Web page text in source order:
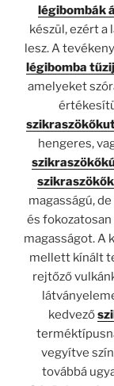
légibombák
készül, ezért a
lesz. A
légibomba
amelyeket
hengeres,
magasságú,
és
magasságot. A
mellett kínált
rejtőző
kedvező
vegyítve
továbbá